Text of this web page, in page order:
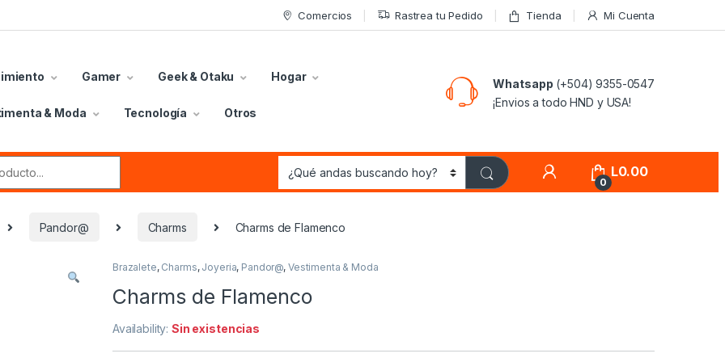
Comercios Rastrea tu Pedido Tienda Mi Cuenta
Gamer Geek & Otaku Hogar
& Moda Tecnología Otros
Whatsapp (+504) 9355-0547
¡Envios a todo HND y USA!
0
L0.00
Pandor@ Charms Charms de Flamenco
Brazalete, Charms, Joyeria, Pandor@, Vestimenta & Moda
Charms de Flamenco
Availability:Sin existencias